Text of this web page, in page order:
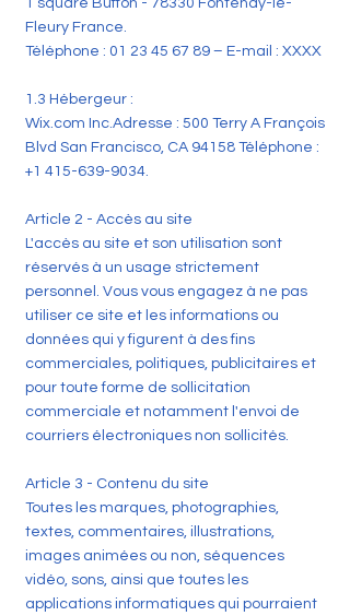
1 square Buffon - 78330 Fontenay-le-
Fleury France.
Téléphone : 01 23 45 67 89 – E-mail : XXXX
1.3 Hébergeur :
Wix.com Inc.Adresse : 500 Terry A François
Blvd San Francisco, CA 94158 Téléphone :
+1 415-639-9034.
Article 2 - Accès au site
L'accès au site et son utilisation sont
réservés à un usage strictement
personnel. Vous vous engagez à ne pas
utiliser ce site et les informations ou
données qui y figurent à des fins
commerciales, politiques, publicitaires et
pour toute forme de sollicitation
commerciale et notamment l'envoi de
courriers électroniques non sollicités.
Article 3 - Contenu du site
Toutes les marques, photographies,
textes, commentaires, illustrations,
images animées ou non, séquences
vidéo, sons, ainsi que toutes les
applications informatiques qui pourraient